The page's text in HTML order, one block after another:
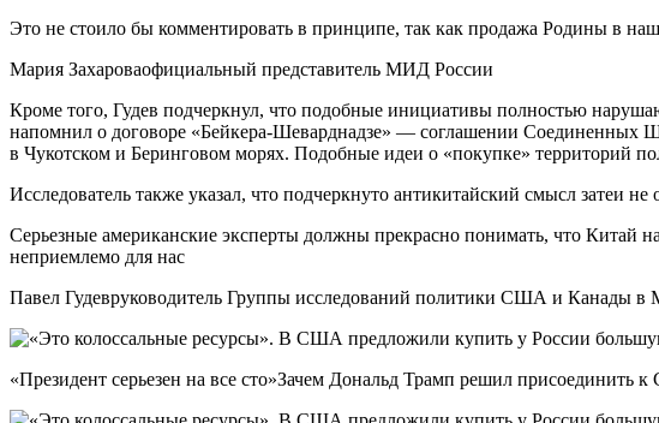
Это не стоило бы комментировать в принципе, так как продажа Родины в
Мария Захароваофициальный представитель МИД России
Кроме того, Гудев подчеркнул, что подобные инициативы полностью
напомнил о договоре «Бейкера-Шеварднадзе» — соглашении Соединенных
в Чукотском и Беринговом морях. Подобные идеи о «покупке» территорий
Исследователь также указал, что подчеркнуто антикитайский смысл затеи
Серьезные американские эксперты должны прекрасно понимать, что Китай
неприемлемо для нас
Павел Гудевруководитель Группы исследований политики США и
«Президент серьезен на все сто»Зачем Дональд Трамп решил